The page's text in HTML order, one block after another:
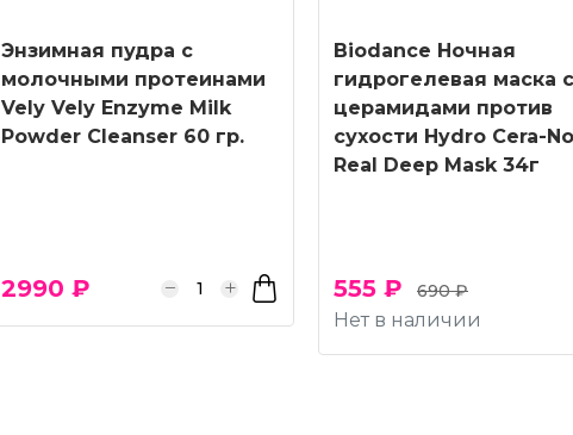
Энзимная пудра с
молочными протеинами
Vely Vely Enzyme Milk
Powder Cleanser 60 гр.
2990 ₽
Biodance Ночная
гидрогелевая маска с
церамидами против
сухости Hydro Cera-
Real Deep Mask 34г
555 ₽ 690 ₽
Нет в наличии